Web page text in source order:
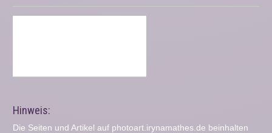
Hinweis:
Die Seiten und Artikel auf photoart.irynamathes.de beinhalten